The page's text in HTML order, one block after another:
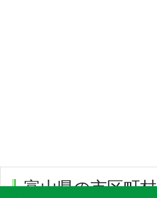
富山県の市区町村